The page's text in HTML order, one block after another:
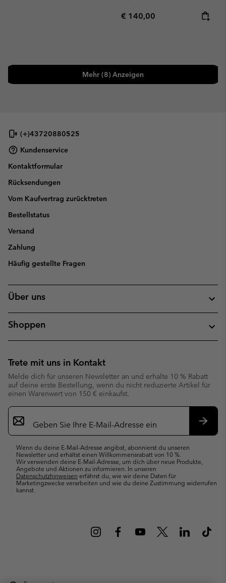
Regular price:
€ 140,00
Mehr (8) Anzeigen
(+)43720880525
Kundenservice
Kontaktformular
Rücksendungen
Vom Kaufvertrag zurücktreten
Bestellstatus
Versand
Zahlung
Häufig gestellte Fragen
Über uns
Shoppen
Trete mit uns in Kontakt
Melde dich für unseren Newsletter an und erhalte 10 % Rabatt
auf deine erste Bestellung, wenn du nicht reduzierte Artikel für
einen Warenwert von 150 € einkaufst.
Newsletter-
Anmeldung
Wenn du deine E-Mail-Adresse angibst, abonnierst du unseren
Newsletter und erhältst einen Willkommensrabatt von 10 %.
Wir verwenden deine E-Mail-Adresse, um dich über neue Produkte,
Angebote und Aktionen zu informieren. In unseren
Datenschutzhinweisen erfährst du, wie wir deine Daten für
Marketingzwecke verarbeiten und wie du deine Zustimmung widerrufen
kannst.